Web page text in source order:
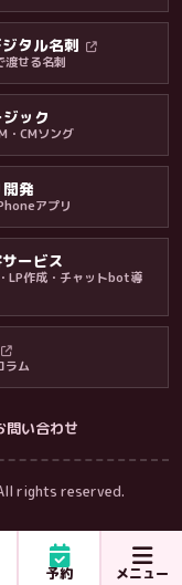
タル名刺
渡せる名刺
ック
・CMソング
発
アプリ
ービス
LP作成・チャットbot導
ラム
問い合わせ
rights reserved.
予約 メニュー